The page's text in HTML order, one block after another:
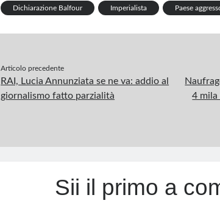
o
k
n
t
r
m A
p
Dichiarazione Balfour Imperialista Paese
Articolo precedente
RAI, Lucia Annunziata se ne va: addio al
giornalismo fatto parzialità
4 mila
Sii il primo a